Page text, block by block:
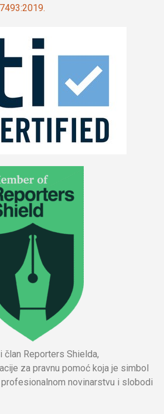
Reporters Shielda,
za pravnu pomoć koja je simbol
novinarstvu i slobodi